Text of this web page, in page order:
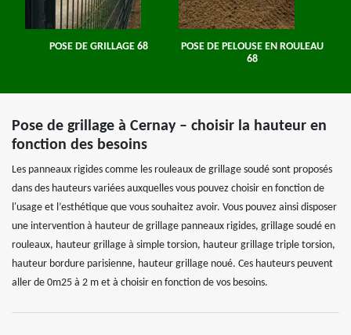
POSE DE GRILLAGE 68
POSE DE PELOUSE EN ROULEAU
68
Pose de grillage à Cernay – choisir la hauteur en
fonction des besoins
Les panneaux rigides comme les rouleaux de grillage soudé sont proposés
dans des hauteurs variées auxquelles vous pouvez choisir en fonction de
l'usage et l’esthétique que vous souhaitez avoir. Vous pouvez ainsi disposer
une intervention à hauteur de grillage panneaux rigides, grillage soudé en
rouleaux, hauteur grillage à simple torsion, hauteur grillage triple torsion,
hauteur bordure parisienne, hauteur grillage noué. Ces hauteurs peuvent
aller de 0m25 à 2 m et à choisir en fonction de vos besoins.